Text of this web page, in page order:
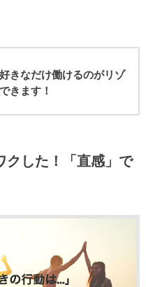
きなだけ働けるのがリゾ
きます！
クした！「直感」で